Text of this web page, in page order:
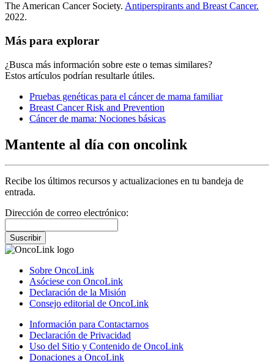
The American Cancer Society. Antiperspirants and Breast Cancer.
2022.
Más para explorar
¿Busca más información sobre este o temas similares?
Estos artículos podrían resultarle útiles.
Pruebas genéticas para el cáncer de mama familiar
Breast Cancer Risk and Prevention
Cáncer de mama: Nociones básicas
Mantente al día con oncolink
Recibe los últimos recursos y actualizaciones en tu bandeja de
entrada.
Dirección de correo electrónico:
Suscribir
Sobre OncoLink
Asóciese con OncoLink
Declaración de la Misión
Consejo editorial de OncoLink
Información para Contactarnos
Declaración de Privacidad
Uso del Sitio y Contenido de OncoLink
Donaciones a OncoLink